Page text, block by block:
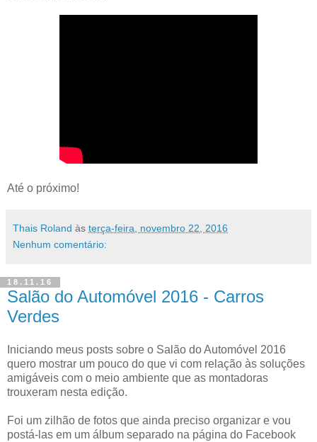
Até o próximo!
Thais Roland às terça-feira, novembro 22, 2016
Nenhum comentário:
18.11.16
Salão do Automóvel 2016 - Carros
Verdes
Iniciando meus posts sobre o Salão do Automóvel 2016
quero mostrar um pouco do que vi com relação às soluções
amigáveis com o meio ambiente que as montadoras
trouxeram nesta edição.
Foi um zilhão de fotos que ainda preciso organizar e vou
postá-las em um álbum separado na página do Facebook